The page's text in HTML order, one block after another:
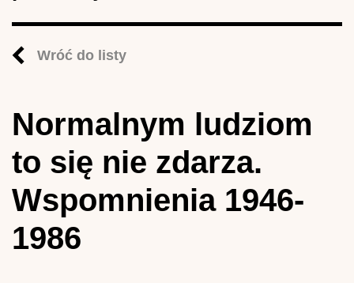
Wróć do listy
Normalnym ludziom
to się nie zdarza.
Wspomnienia 1946-
1986